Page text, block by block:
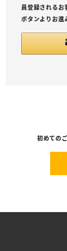
員登録されるお
ボタンよりお進
初めての